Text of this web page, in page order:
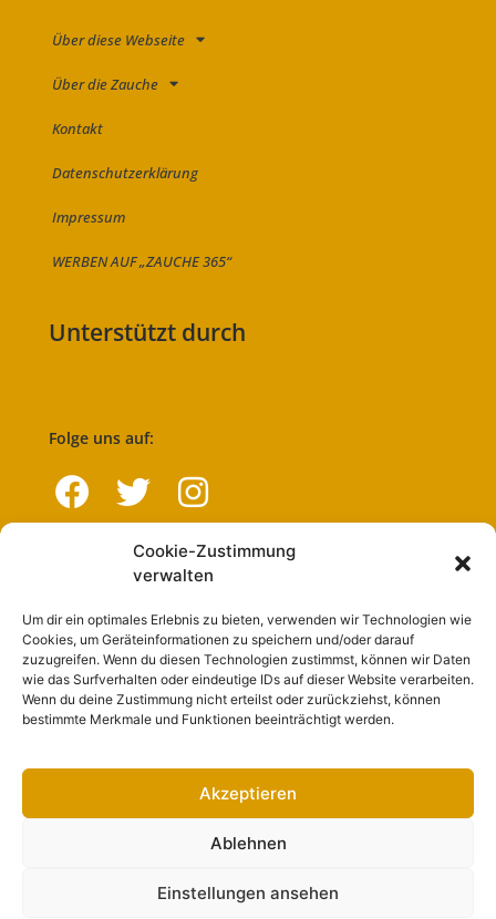
Cookie-Zustimmung
verwalten
Um dir ein optimales Erlebnis zu bieten, verwenden wir Technologien wie
Cookies, um Geräteinformationen zu speichern und/oder darauf
zuzugreifen. Wenn du diesen Technologien zustimmst, können wir Daten
wie das Surfverhalten oder eindeutige IDs auf dieser Website verarbeiten.
Wenn du deine Zustimmung nicht erteilst oder zurückziehst, können
bestimmte Merkmale und Funktionen beeinträchtigt werden.
Akzeptieren
Ablehnen
Einstellungen ansehen
Über diese Webseite
Über die Zauche
Kontakt
Datenschutzerklärung
Impressum
WERBEN AUF „ZAUCHE 365“
Unterstützt durch
Folge uns auf:
Navigation
Start
Nutzungsbedingungen
Abo
Kontakt